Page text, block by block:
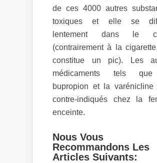
de ces 4000 autres
toxiques et elle se
lentement dans le
(contrairement à la
constitue un pic). Les
médicaments tels
bupropion et la varénicline
contre-indiqués chez la
enceinte.
Nous Vous
Recommandons Les
Articles Suivants: